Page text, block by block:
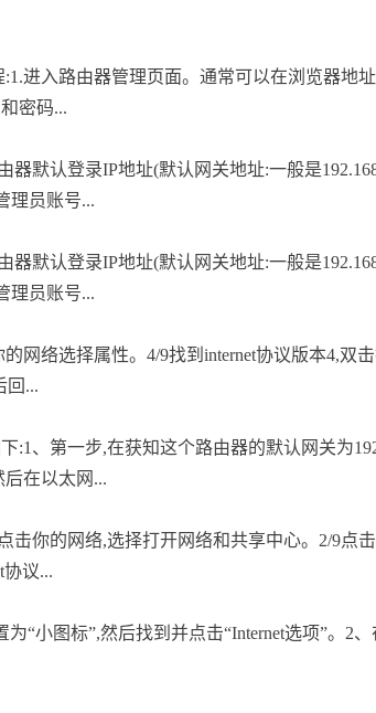
进入路由器管理页面。通常可以在浏览器地
密码...
器默认登录IP地址(默认网关地址:一般是
理员账号...
器默认登录IP地址(默认网关地址:一般是
理员账号...
网络选择属性。4/9找到internet协议版本4,双
回...
:1、第一步,在获知这个路由器的默认网关为
在以太网...
击你的网络,选择打开网络和共享中心。2/9点
议...
为“小图标”,然后找到并点击“Internet选项”。2